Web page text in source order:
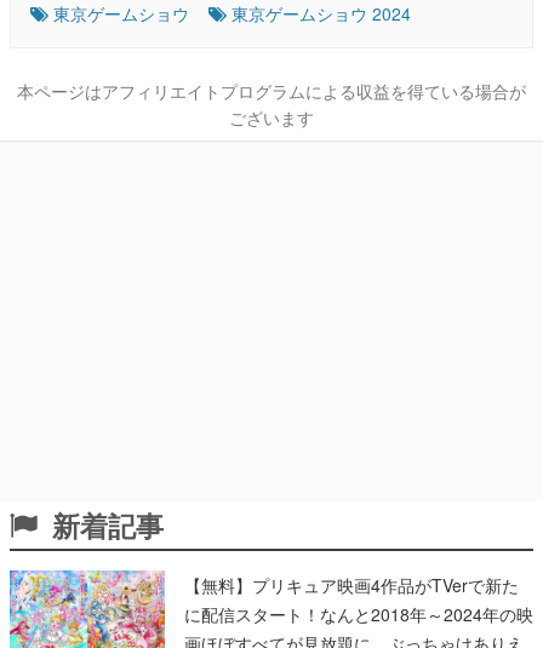
東京ゲームショウ
東京ゲームショウ 2024
本ページはアフィリエイトプログラムによる収益を得ている場合が
ございます
新着記事
【無料】プリキュア映画4作品がTVerで新た
に配信スタート！なんと2018年～2024年の映